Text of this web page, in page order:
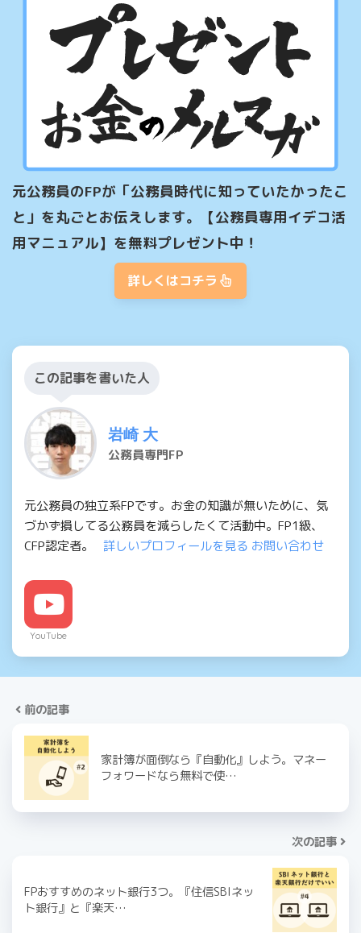
元公務員のFPが「公務員時代に知っていたかったこ
と」を丸ごとお伝えします。【公務員専用イデコ活
用マニュアル】を無料プレゼント中！
詳しくはコチラ
この記事を書いた人
岩崎 大
公務員専門FP
元公務員の独立系FPです。お金の知識が無いために、気
づかず損してる公務員を減らしたくて活動中。FP1級、
CFP認定者。 詳しいプロフィールを見る お問い合わせ
YouTube
前の記事
家計簿が面倒なら『自動化』しよう。マネー
フォワードなら無料で使…
次の記事
FPおすすめのネット銀行3つ。『住信SBIネッ
ト銀行』と『楽天…